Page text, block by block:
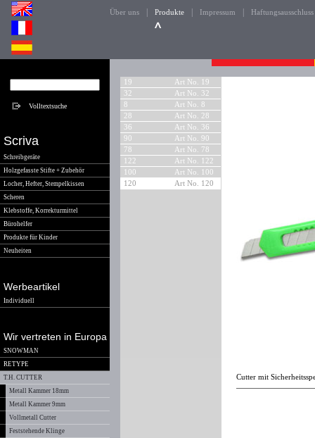
Über uns Produkte Impressum Haftungsausschluss
Scriva
Schreibgeräte
Holzgefasste Stifte + Zubehör
Locher, Hefter, Stempelkissen
Scheren
Klebstoffe, Korrekturmittel
Bürohelfer
Produkte für Kinder
Neuheiten
Werbeartikel
Individuell
Wir vertreten in Europa
SNOWMAN
RETYPE
T.H. CUTTER
Metall Kammer 18mm
Metall Kammer 9mm
Vollmetall Cutter
Feststehende Klinge
19
Art No. 19
32
Art No. 32
8
Art No. 8
28
Art No. 28
36
Art No. 36
90
Art No. 90
78
Art No. 78
122
Art No. 122
100
Art No. 100
120
Art No. 120
Cutter mit